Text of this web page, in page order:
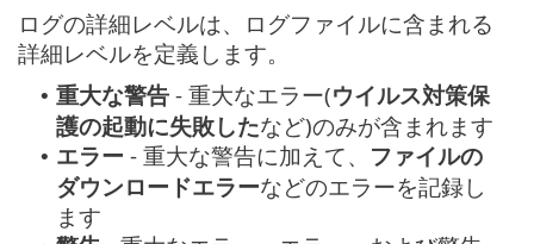
ログの詳細レベルは、ログファイルに含まれる
詳細レベルを定義します。
• 重大な警告 - 重大なエラー(ウイルス対策保
護の起動に失敗したなど)のみが含まれます
• エラー - 重大な警告に加えて、 ファイルの
ダウンロードエラーなどのエラーを記録し
ます